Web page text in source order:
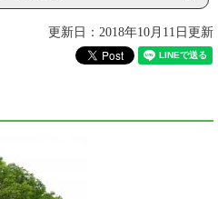
更新日：2018年10月11日更新